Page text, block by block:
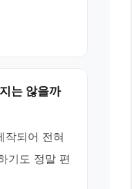
는 않을까
작되어 전혀
기도 정말 편